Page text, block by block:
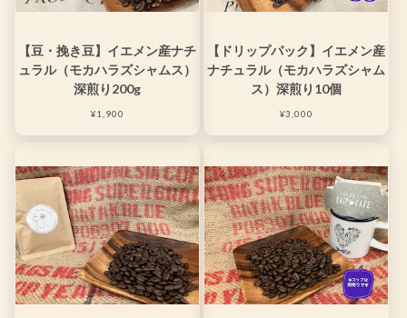
【豆・挽き豆】イエメン産ナチ
ュラル（モカハラズシャムス）
深煎り200g
¥1,900
【ドリップパック】イエメン産
ナチュラル（モカハラズシャム
ス）深煎り10個
¥3,000